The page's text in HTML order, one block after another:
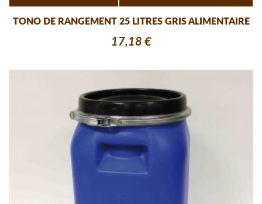
TONO DE RANGEMENT 25 LITRES GRIS ALIMENTAIRE
17,18 €